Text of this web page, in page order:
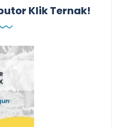
Klik Ternak!